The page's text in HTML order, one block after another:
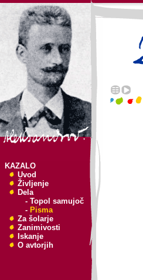
KAZALO
Uvod
Življenje
Dela
- Topol samujoč
- Pisma
Za šolarje
Zanimivosti
Iskanje
O avtorjih